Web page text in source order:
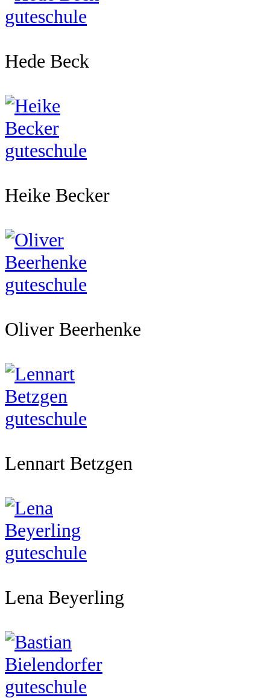
Hede Beck
Heike Becker
Oliver Beerhenke
Lennart Betzgen
Lena Beyerling